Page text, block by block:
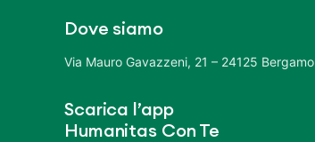
Dove siamo
Via Mauro Gavazzeni, 21 – 24125 Bergamo
Scarica l’app
Humanitas Con Te